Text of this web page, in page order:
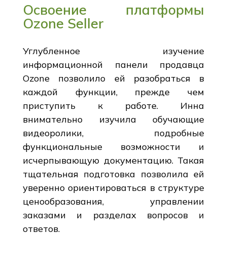
Освоение платформы
Ozone Seller
Углубленное изучение
информационной панели продавца
Ozone позволило ей разобраться в
каждой функции, прежде чем
приступить к работе. Инна
внимательно изучила обучающие
видеоролики, подробные
функциональные возможности и
исчерпывающую документацию. Такая
тщательная подготовка позволила ей
уверенно ориентироваться в структуре
ценообразования, управлении
заказами и разделах вопросов и
ответов.